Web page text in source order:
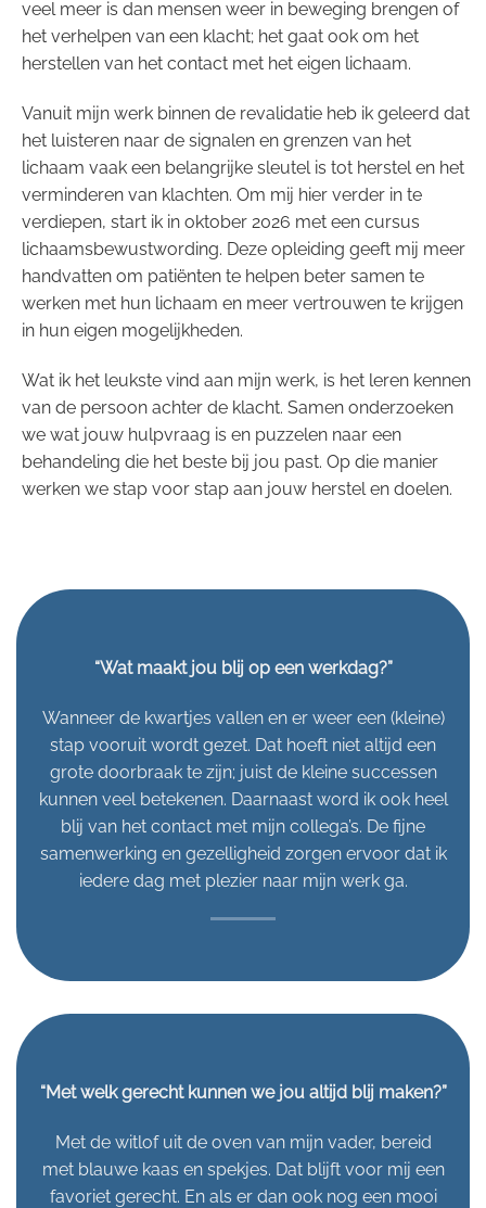
veel meer is dan mensen weer in beweging brengen of
het verhelpen van een klacht; het gaat ook om het
herstellen van het contact met het eigen lichaam.
Vanuit mijn werk binnen de revalidatie heb ik geleerd dat
het luisteren naar de signalen en grenzen van het
lichaam vaak een belangrijke sleutel is tot herstel en het
verminderen van klachten. Om mij hier verder in te
verdiepen, start ik in oktober 2026 met een cursus
lichaamsbewustwording. Deze opleiding geeft mij meer
handvatten om patiënten te helpen beter samen te
werken met hun lichaam en meer vertrouwen te krijgen
in hun eigen mogelijkheden.
Wat ik het leukste vind aan mijn werk, is het leren kennen
van de persoon achter de klacht. Samen onderzoeken
we wat jouw hulpvraag is en puzzelen naar een
behandeling die het beste bij jou past. Op die manier
werken we stap voor stap aan jouw herstel en doelen.
“Wat maakt jou blij op een werkdag?”
Wanneer de kwartjes vallen en er weer een (kleine)
stap vooruit wordt gezet. Dat hoeft niet altijd een
grote doorbraak te zijn; juist de kleine successen
kunnen veel betekenen. Daarnaast word ik ook heel
blij van het contact met mijn collega’s. De fijne
samenwerking en gezelligheid zorgen ervoor dat ik
iedere dag met plezier naar mijn werk ga.
“Met welk gerecht kunnen we jou altijd blij maken?”
Met de witlof uit de oven van mijn vader, bereid
met blauwe kaas en spekjes. Dat blijft voor mij een
favoriet gerecht. En als er dan ook nog een mooi